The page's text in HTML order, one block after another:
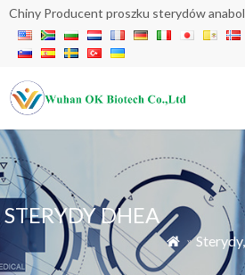
Chiny Producent proszku sterydów
STERYDY DHEA
 »